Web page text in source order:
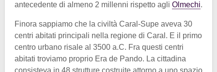
antecedente di almeno 2 millenni rispetto agli Olmechi.
Finora sappiamo che la civiltà Caral-Supe aveva 30
centri abitati principali nella regione di Caral. E il primo
centro urbano risale al 3500 a.C. Fra questi centri
abitati troviamo proprio Era de Pando. La cittadina